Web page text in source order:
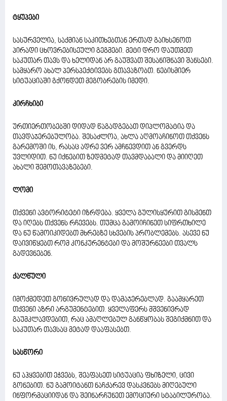
ტყუპები
სასურველია, საქმიან საკითხებთან ერთად გაიხსენოთ
პირადი ცხოვრებისეული გეგმები. მეტი დრო დაუთმეთ
საკუთარ თავს და ხელიდან არ გაუშვათ შესანიშნავი შანსები.
სამყარო ახალ პერსპექტივებს გთავაზობთ. ნებისმიერ
სიტუაციაში გქონდეთ მეგობრების იმედი.
კირჩხიბი
ურთიერთობებში დიდად წაგადგებათ დიპლომატია და
თავდაჯერებულობა. შესაძლოა, ახლა აღმოაჩინოთ თქვენს
გარემოში ის, რასაც ადრე ვერ ამჩნევდით ან გვერდს
უვლიდით. ნუ იქნებით ზედმეტად თავმდაბალი და მიიღეთ
ახალი შემოთავაზებები.
ლომი
თქვენი ავტორიტეტი იზრდება. ყველა გულისყურით გისმენთ
და იღებს თქვენს რჩევებს. თუმცა გამოიჩინეთ სიფრთხილე
და ნუ წამოიკიდებთ მხრებზე სხვების პრობლემებს. ასევე ნუ
დაივიწყებთ რომ კონკურენტები და მოშურნეები თვალს
გადევნებენ.
ქალწული
იმოქმედეთ გონივრულად და დამაჯერებლად. გაამყარეთ
თქვენი აზრი არგუმენტებით. ყველაფერს მშვენივრად
გაუმკლავდებით, რაც ამაღლებულ განწყობას შეგიქმნით და
საკუთარ თავსაც მეტად დააფასებთ.
სასწორი
ნუ აჰყვებით ეჭვებს, შეაფასეთ სიტუაცია ფხიზელი, ცივი
გონებით. ნუ გამოიტანთ ნაჩქარევ დასკვნებს მიღებული
ინფორმაციიდან და შეინარჩუნეთ ემოციური სტაბილურობა.